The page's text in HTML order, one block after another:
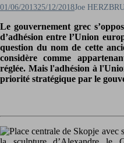
Posted
01/06/201325/12/2018Author
Joe
Le gouvernement grec
d’adhésion entre l’Union
question du nom de cette
considère comme
réglée. Mais l'adhésion à
priorité stratégique par le